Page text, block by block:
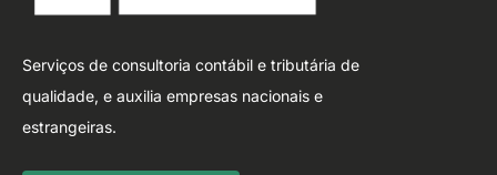
Serviços de consultoria contábil e tributária de
qualidade, e auxilia empresas nacionais e
estrangeiras.